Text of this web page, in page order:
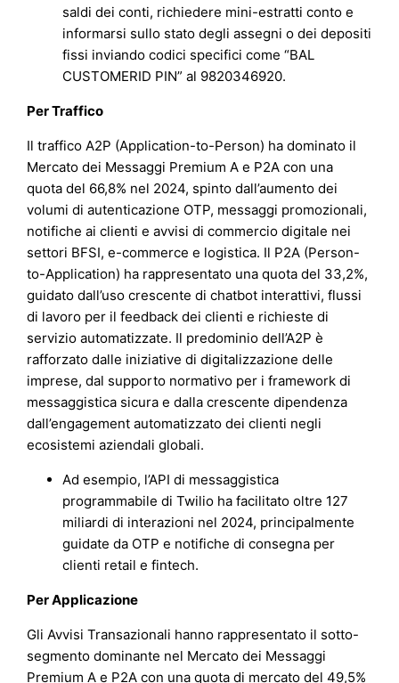
saldi dei conti, richiedere mini-estratti conto e
informarsi sullo stato degli assegni o dei depositi
fissi inviando codici specifici come “BAL
CUSTOMERID PIN” al 9820346920.
Per Traffico
Il traffico A2P (Application-to-Person) ha dominato il
Mercato dei Messaggi Premium A e P2A con una
quota del 66,8% nel 2024, spinto dall’aumento dei
volumi di autenticazione OTP, messaggi promozionali,
notifiche ai clienti e avvisi di commercio digitale nei
settori BFSI, e-commerce e logistica. Il P2A (Person-
to-Application) ha rappresentato una quota del 33,2%,
guidato dall’uso crescente di chatbot interattivi, flussi
di lavoro per il feedback dei clienti e richieste di
servizio automatizzate. Il predominio dell’A2P è
rafforzato dalle iniziative di digitalizzazione delle
imprese, dal supporto normativo per i framework di
messaggistica sicura e dalla crescente dipendenza
dall’engagement automatizzato dei clienti negli
ecosistemi aziendali globali.
Ad esempio, l’API di messaggistica
programmabile di Twilio ha facilitato oltre 127
miliardi di interazioni nel 2024, principalmente
guidate da OTP e notifiche di consegna per
clienti retail e fintech.
Per Applicazione
Gli Avvisi Transazionali hanno rappresentato il sotto-
segmento dominante nel Mercato dei Messaggi
Premium A e P2A con una quota di mercato del 49,5%